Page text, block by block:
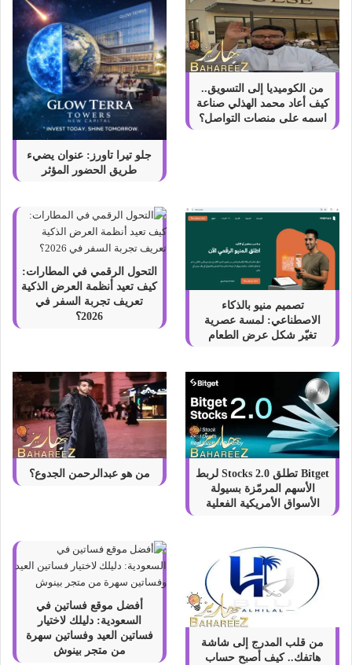
من الكوميديا إلى التسويق..
كيف أعاد محمد الهذلي صناعة
اسمه على منصات التواصل؟
جلو تيرا تاورز: عنوان يضيء
طريق الحضور المؤثر
تصميم منيو بالذكاء
الاصطناعي: لمسة عصرية
تغيّر شكل عرض الطعام
التحول الرقمي في المطارات:
كيف تعيد أنظمة العرض الذكية
تعريف تجربة السفر في
2026؟
Bitget تطلق Stocks 2.0 لربط
الأسهم المرمّزة بسيولة
الأسواق الأمريكية الفعلية
من هو عبدالرحمن الجدوع؟
من قلب المدرج إلى شاشة
هاتفك.. كيف أصبح حساب
أفضل موقع فساتين في
السعودية: دليلك لاختيار
فساتين العيد وفساتين سهرة
من متجر بينوش